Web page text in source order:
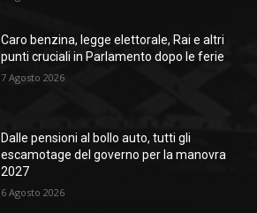
Caro benzina, legge elettorale, Rai e altri
punti cruciali in Parlamento dopo le ferie
7 Agosto 2026
Dalle pensioni al bollo auto, tutti gli
escamotage del governo per la manovra
2027
6 Agosto 2026